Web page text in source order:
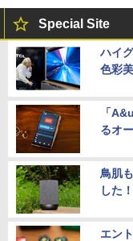
Special Site
ハイ
色彩
「
るオ
鳥肌
した！
エン